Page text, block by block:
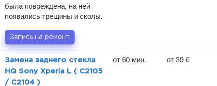
была повреждена, на ней
появились трещины и сколы.
Запись на ремонт
Замена заднего стекла
HQ Sony Xperia L ( C2105
/ C2104 )
от 60 мин. от 39 €